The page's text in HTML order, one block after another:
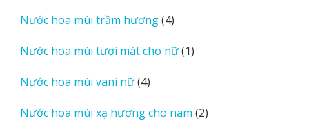
phẩm
Nước hoa mùi trầm hương 44
phẩm
Nước hoa mùi tươi mát cho nữ 11
Nước hoa mùi vani nữ 44
phẩm
Nước hoa mùi xạ hương cho nam 22